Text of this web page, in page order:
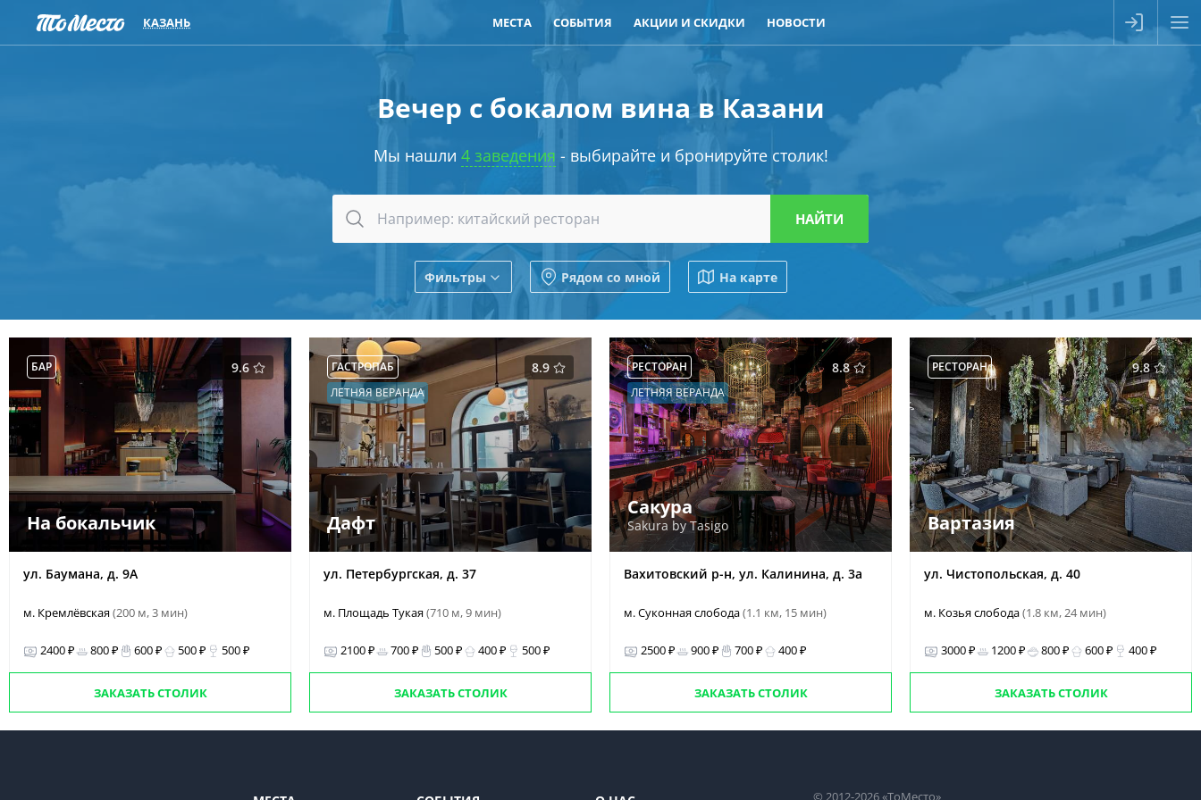
КАЗАНЬ МЕСТА СОБЫТИЯ АКЦИИ И СКИДКИ НОВОСТИ
Вечер с бокалом вина в Казани
Мы нашли 4 заведения - выбирайте и бронируйте столик!
Фильтры Рядом со мной На карте
9.6
БАР
На бокальчик
ул. Баумана, д. 9А
м. Кремлёвская(200 м, 3 мин)
2400 ₽ 800 ₽ 600 ₽ 500 ₽ 500 ₽
ЗАКАЗАТЬ СТОЛИК
8.9
ГАСТРОПАБ
ЛЕТНЯЯ ВЕРАНДА
Дафт
ул. Петербургская, д. 37
м. Площадь Тукая(710 м, 9 мин)
2100 ₽ 700 ₽ 500 ₽ 400 ₽ 500 ₽
ЗАКАЗАТЬ СТОЛИК
8.8
РЕСТОРАН
ЛЕТНЯЯ ВЕРАНДА
Сакура
Sakura by Tasigo
Вахитовский р-н, ул. Калинина, д. 3а
м. Суконная слобода(1.1 км, 15 мин)
2500 ₽ 900 ₽ 700 ₽ 400 ₽
ЗАКАЗАТЬ СТОЛИК
9.8
РЕСТОРАН
Вартазия
ул. Чистопольская, д. 40
м. Козья слобода(1.8 км, 24 мин)
3000 ₽ 1200 ₽ 800 ₽ 600 ₽ 400 ₽
ЗАКАЗАТЬ СТОЛИК
© 2012-2026 «ТоМесто»